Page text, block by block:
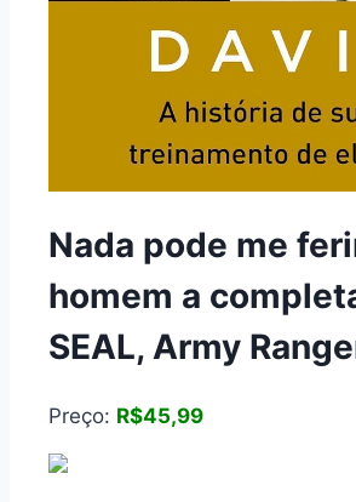
Nada pode me
homem a
SEAL, Army
Preço: R$45,99